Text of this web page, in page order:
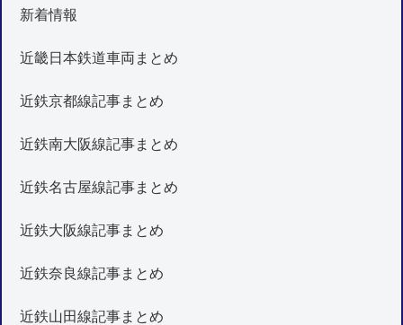
新着情報
近畿日本鉄道車両まとめ
近鉄京都線記事まとめ
近鉄南大阪線記事まとめ
近鉄名古屋線記事まとめ
近鉄大阪線記事まとめ
近鉄奈良線記事まとめ
近鉄山田線記事まとめ